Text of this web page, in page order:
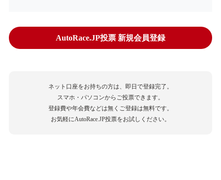
AutoRace.JP投票 新規会員登録
ネット口座をお持ちの方は、即日で登録完了。
スマホ・パソコンからご投票できます。
登録費や年会費などは無くご登録は無料です。
お気軽にAutoRace.JP投票をお試しください。